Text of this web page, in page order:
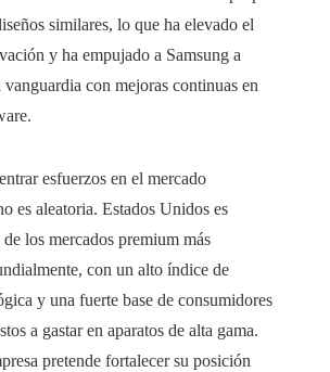
similares, lo que ha elevado el
y ha empujado a Samsung a
vanguardia con mejoras continuas en
esfuerzos en el mercado
es aleatoria. Estados Unidos es
los mercados premium más
con un alto índice de
y una fuerte base de consumidores
a gastar en aparatos de alta gama.
pretende fortalecer su posición